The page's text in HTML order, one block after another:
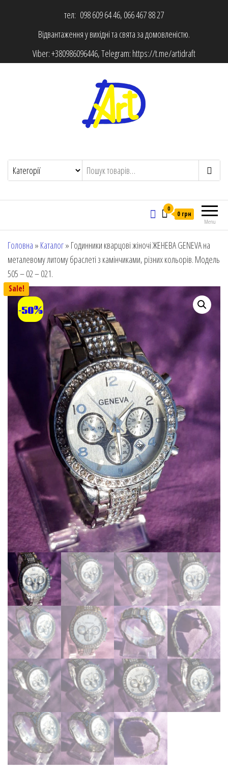
тел: 098 609 64 46, 066 467 88 27
Відвантаження у вихідні та свята за домовленістю.
Viber:+380986096446, Telegram: https://t.me/artidraft
Menu
0
0 грн
Головна » Каталог» Годинники кварцові жіночі ЖЕНЕВА GENEVA на
металевому литому браслеті з камінчиками, різних кольорів. Модель
505 – 02 – 021.
Sale!
-50%